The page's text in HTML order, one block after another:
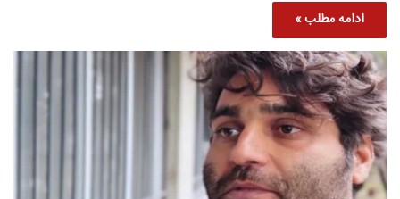
ادامه مطلب »